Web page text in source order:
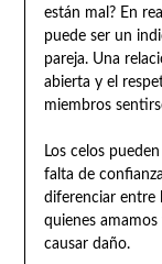
están mal? En
puede ser un
pareja. Una
abierta y el
miembros
Los celos
falta de
diferenciar entre
quienes
causar daño.